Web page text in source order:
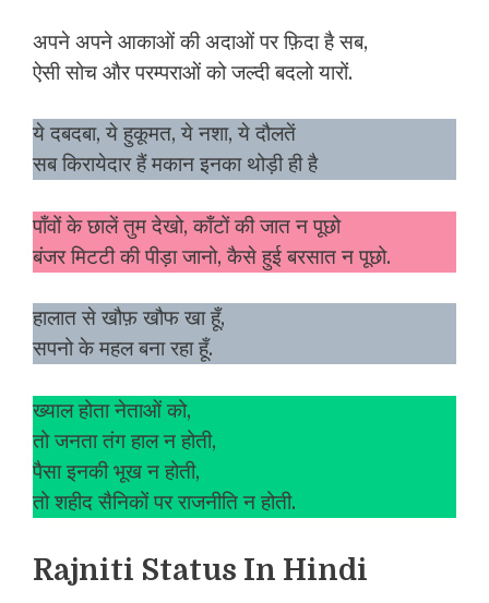
अपने अपने आकाओं की अदाओं पर फ़िदा है सब,
ऐसी सोच और परम्पराओं को जल्दी बदलो यारों.
ये दबदबा, ये हुकूमत, ये नशा, ये दौलतें
सब किरायेदार हैं मकान इनका थोड़ी ही है
पाँवों के छालें तुम देखो, काँटों की जात न पूछो
बंजर मिटटी की पीड़ा जानो, कैसे हुई बरसात न पूछो.
हालात से खौफ़ खौफ खा हूँ,
सपनो के महल बना रहा हूँ.
ख्याल होता नेताओं को,
तो जनता तंग हाल न होती,
पैसा इनकी भूख न होती,
तो शहीद सैनिकों पर राजनीति न होती.
Rajniti Status In Hindi